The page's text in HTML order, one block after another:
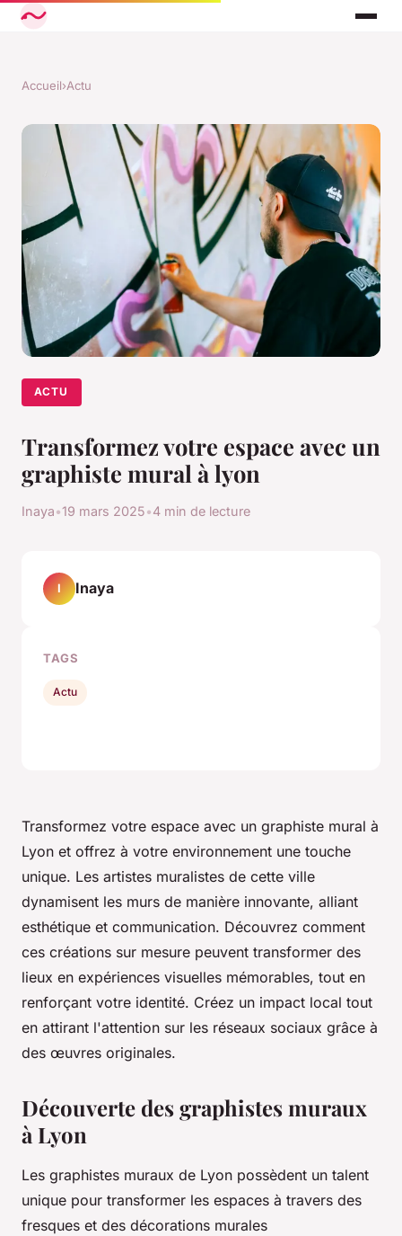
Accueil›Actu
ACTU
Transformez votre espace avec un
graphiste mural à lyon
Inaya•19 mars 2025•4 min de lecture
Transformez votre espace avec un graphiste mural à
Lyon et offrez à votre environnement une touche
unique. Les artistes muralistes de cette ville
dynamisent les murs de manière innovante, alliant
esthétique et communication. Découvrez comment
ces créations sur mesure peuvent transformer des
lieux en expériences visuelles mémorables, tout en
renforçant votre identité. Créez un impact local tout
en attirant l'attention sur les réseaux sociaux grâce à
des œuvres originales.
Découverte des graphistes muraux
à Lyon
Les graphistes muraux de Lyon possèdent un talent
unique pour transformer les espaces à travers des
fresques et des décorations murales
I Inaya
TAGS
Actu